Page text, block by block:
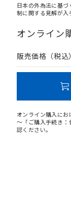
日本の外為法に基づ
制に関する見解が入
オンライン
販売価格（税込）
オンライン購入に
～「ご購入手続き
認ください。